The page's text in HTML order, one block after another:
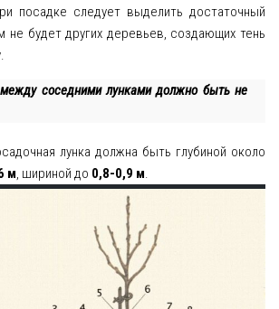
посадке следует выделить достаточный
не будет других деревьев, создающих тень
соседними лунками должно быть не
лунка должна быть глубиной около
м, шириной до 0,8-0,9 м.